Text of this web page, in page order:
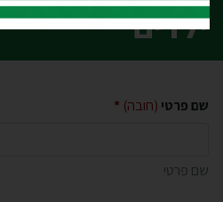
ילדים
שם פרטי (חובה)
שם פרטי